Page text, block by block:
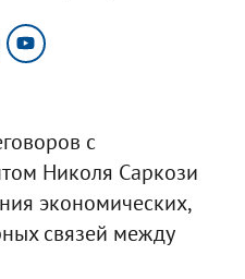
с
Николя Саркози
экономических,
связей между